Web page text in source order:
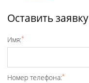
Оставить заявку
Имя:*
Номер телефона:*